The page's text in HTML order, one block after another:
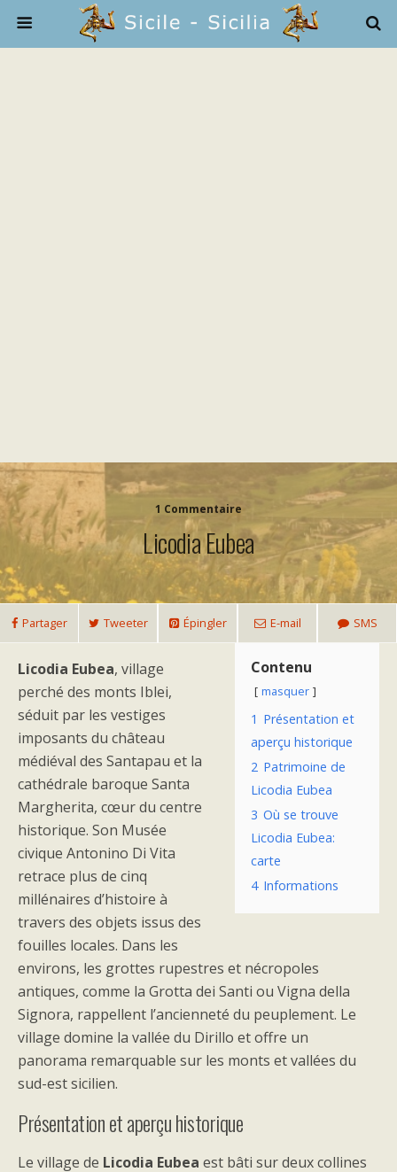
1 Commentaire
Licodia Eubea
Partager Tweeter Épingler E-mail SMS
Contenu
masquer
1 Présentation et
aperçu historique
2 Patrimoine de
Licodia Eubea
3 Où se trouve
Licodia Eubea:
carte
4 Informations
Licodia Eubea, village
perché des monts Iblei,
séduit par les vestiges
imposants du château
médiéval des Santapau et la
cathédrale baroque Santa
Margherita, cœur du centre
historique. Son Musée
civique Antonino Di Vita
retrace plus de cinq
millénaires d’histoire à
travers des objets issus des
fouilles locales. Dans les
environs, les grottes rupestres et nécropoles
antiques, comme la Grotta dei Santi ou Vigna della
Signora, rappellent l’ancienneté du peuplement. Le
village domine la vallée du Dirillo et offre un
panorama remarquable sur les monts et vallées du
sud-est sicilien.
Présentation et aperçu historique
Le village de Licodia Eubea est bâti sur deux collines